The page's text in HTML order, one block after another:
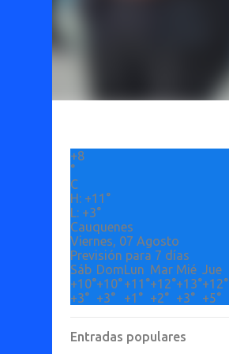
+8
°
C
H: +11°
L: +3°
Cauquenes
Viernes, 07 Agosto
Previsión para 7 días
Sáb DomLun Mar Mié Jue
+10°+10°+11°+12°+13°+12°
+3° +3° +1° +2° +3° +5°
Entradas populares